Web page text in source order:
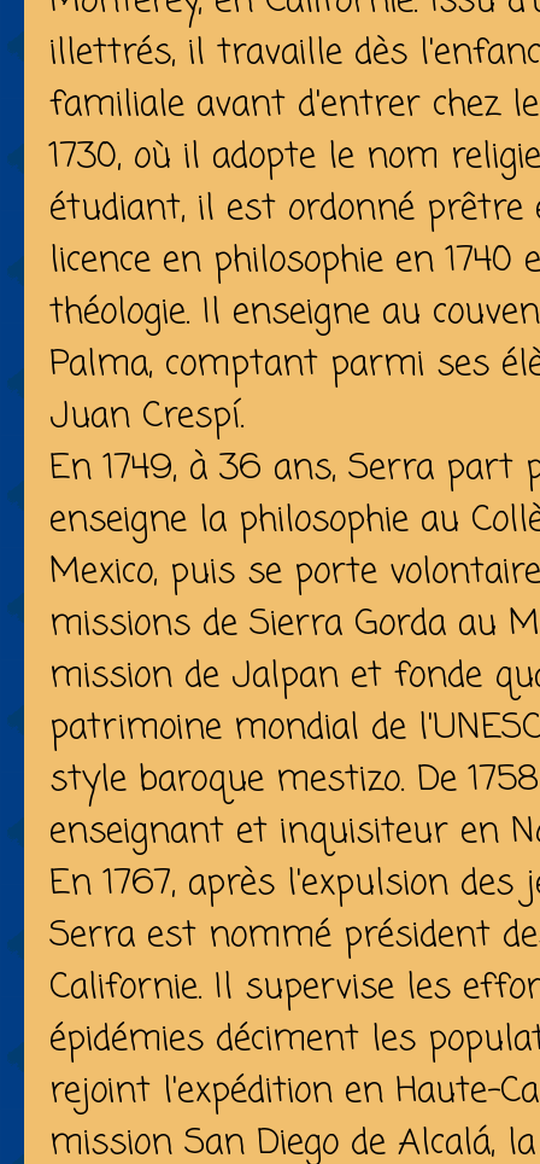
illettrés, il travaille dès
familiale avant d'entrer chez
1730, où il adopte le nom
étudiant, il est ordonné prêtre
licence en philosophie en
théologie. Il enseigne au
Palma, comptant parmi ses
Juan Crespí.
En 1749, à 36 ans, Serra part
enseigne la philosophie au
Mexico, puis se porte
missions de Sierra Gorda au
mission de Jalpan et fonde
patrimoine mondial de
style baroque mestizo. De
enseignant et inquisiteur en
En 1767, après l'expulsion des
Serra est nommé président
Californie. Il supervise les
épidémies déciment les
rejoint l'expédition en Haute-
mission San Diego de Alcalá,